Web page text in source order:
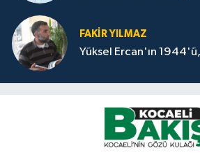
FAKİR YILMAZ
Yüksel Ercan'ın